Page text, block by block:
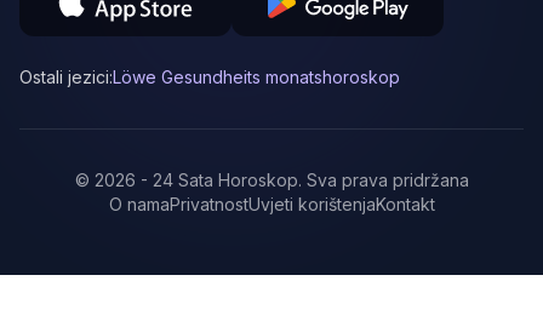
Ostali jezici:Löwe Gesundheits monatshoroskop
© 2026 - 24 Sata Horoskop. Sva prava pridržana
O namaPrivatnostUvjeti korištenjaKontakt